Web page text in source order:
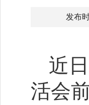
发布
近
活会